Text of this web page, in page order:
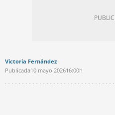
Victoria Fernández
Publicada10 mayo 202616:00h